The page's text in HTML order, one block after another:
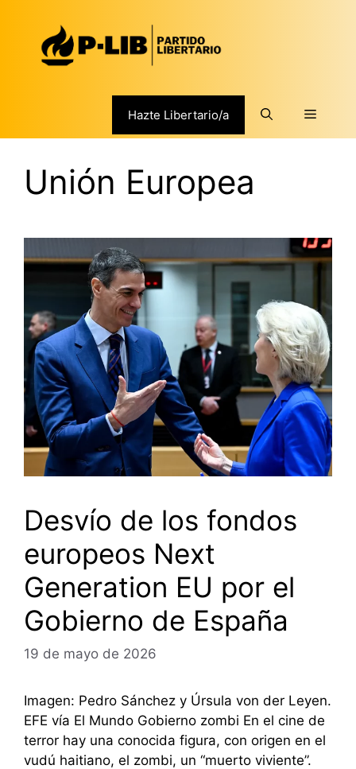
contenido
Hazte Libertario/a Menú
Unión Europea
Desvío de los fondos
europeos Next
Generation EU por el
Gobierno de España
19 de mayo de 2026
Imagen: Pedro Sánchez y Úrsula von der Leyen.
EFE vía El Mundo Gobierno zombi En el cine de
terror hay una conocida figura, con origen en el
vudú haitiano, el zombi, un “muerto viviente”.